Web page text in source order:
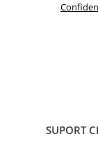
SUPORT